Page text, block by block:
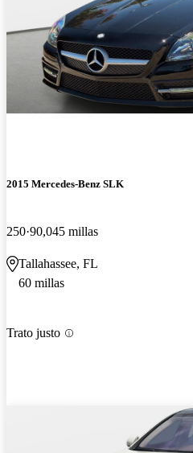
2015 Mercedes-Benz SLK
250 90,045 millas
Tallahassee, FL
60 millas
Trato justo